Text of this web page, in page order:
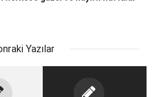
Yazılar